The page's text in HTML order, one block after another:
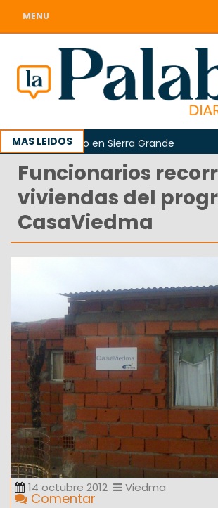
MENU
MAS LEIDOS
Argentino en Sierra Grande
Funcionarios
viviendas del
CasaViedma
14 octubre 2012 Viedma
Comentar